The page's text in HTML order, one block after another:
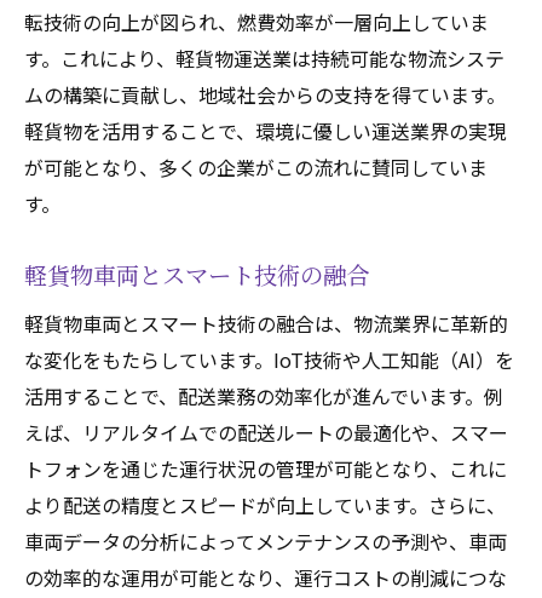
転技術の向上が図られ、燃費効率が一層向上していま
す。これにより、軽貨物運送業は持続可能な物流システ
ムの構築に貢献し、地域社会からの支持を得ています。
軽貨物を活用することで、環境に優しい運送業界の実現
が可能となり、多くの企業がこの流れに賛同していま
す。
軽貨物車両とスマート技術の融合
軽貨物車両とスマート技術の融合は、物流業界に革新的
な変化をもたらしています。IoT技術や人工知能（AI）を
活用することで、配送業務の効率化が進んでいます。例
えば、リアルタイムでの配送ルートの最適化や、スマー
トフォンを通じた運行状況の管理が可能となり、これに
より配送の精度とスピードが向上しています。さらに、
車両データの分析によってメンテナンスの予測や、車両
の効率的な運用が可能となり、運行コストの削減につな